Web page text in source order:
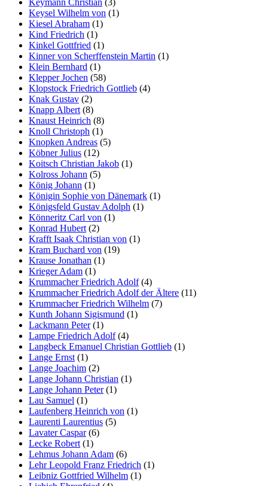
Keysel Wilhelm von (1)
Kiesel Abraham (1)
Kind Friedrich (1)
Kinkel Gottfried (1)
Kinner von Scherffenstein Martin (1)
Klein Bernhard (1)
Klepper Jochen (58)
Klopstock Friedrich Gottlieb (4)
Knak Gustav (2)
Knapp Albert (8)
Knaust Heinrich (8)
Knoll Christoph (1)
Knopken Andreas (5)
Köbner Julius (12)
Koitsch Christian Jakob (1)
Kolross Johann (5)
König Johann (1)
Königin Sophie von Dänemark (1)
Königsfeld Gustav Adolph (1)
Könneritz Carl von (1)
Konrad Hubert (2)
Krafft Isaak Christian von (1)
Kram Buchard von (19)
Krause Jonathan (1)
Krieger Adam (1)
Krummacher Friedrich Adolf(4)
Krummacher Friedrich Adolf der Ältere (11)
Krummacher Friedrich Wilhelm (7)
Kunth Johann Sigismund (1)
Lackmann Peter(1)
Lampe Friedrich Adolf(4)
Langbeck Emanuel Christian Gottlieb (1)
Lange Ernst (1)
Lange Joachim (2)
Lange Johann Christian (1)
Lange Johann Peter(1)
Lau Samuel (1)
Laufenberg Heinrich von (1)
Laurenti Laurentius (5)
Lavater Caspar(6)
Lecke Robert (1)
Lehmus Johann Adam (6)
Lehr Leopold Franz Friedrich (1)
Leibniz Gottfried Wilhelm (1)